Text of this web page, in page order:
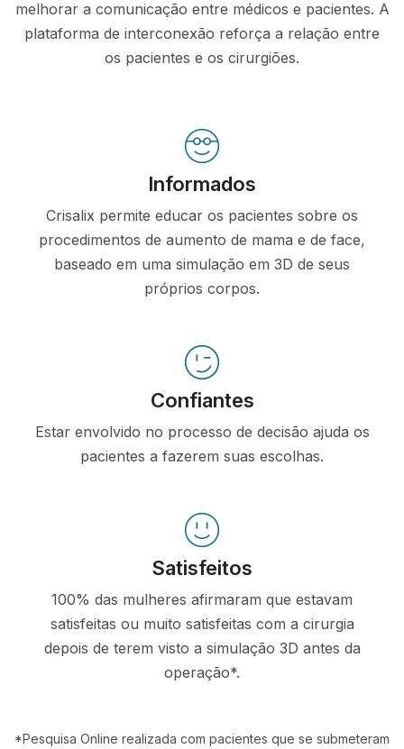
melhorar a comunicação entre médicos e pacientes. A
plataforma de interconexão reforça a relação entre
os pacientes e os cirurgiões.
Informados
Crisalix permite educar os pacientes sobre os
procedimentos de aumento de mama e de face,
baseado em uma simulação em 3D de seus
próprios corpos.
Confiantes
Estar envolvido no processo de decisão ajuda os
pacientes a fazerem suas escolhas.
Satisfeitos
100% das mulheres afirmaram que estavam
satisfeitas ou muito satisfeitas com a cirurgia
depois de terem visto a simulação 3D antes da
operação*.
*Pesquisa Online realizada com pacientes que se submeteram